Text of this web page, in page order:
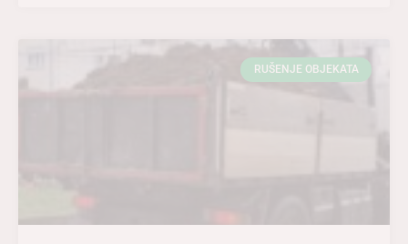
RUŠENJE OBJEKATA